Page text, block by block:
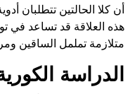
أن كلا الحالتين تتطلبان
هذه العلاقة قد تساعد في
متلازمة تململ الساقين
الدراسة